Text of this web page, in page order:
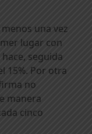
una vez
lugar con
seguida
15%. Por otra
no
manera
cinco